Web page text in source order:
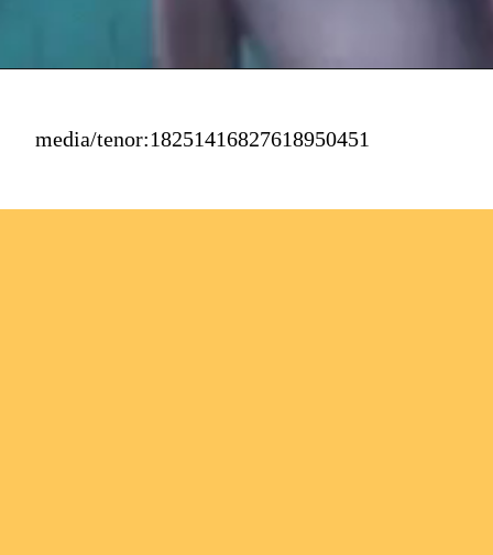
media/tenor:18251416827618950451